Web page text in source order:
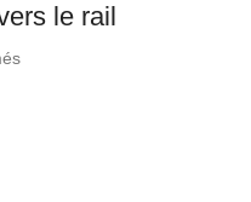
le rail